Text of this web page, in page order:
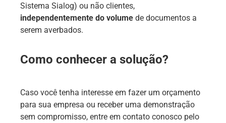
Sistema Sialog) ou não clientes,
independentemente do volume de documentos a
serem averbados.
Como conhecer a solução?
Caso você tenha interesse em fazer um orçamento
para sua empresa ou receber uma demonstração
sem compromisso, entre em contato conosco pelo